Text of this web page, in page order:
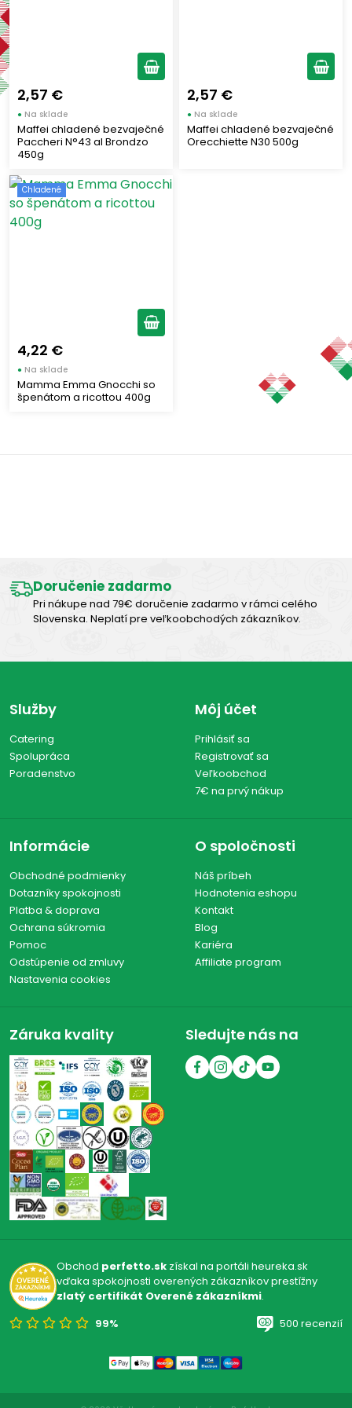
Štítky
2,57 €
● Na sklade
Maffei chladené bezvaječné
Paccheri N°43 al Brondzo
450g
2,57 €
● Na sklade
Maffei chladené bezvaječné
Orecchiette N30 500g
Chladené
4,22 €
● Na sklade
Mamma Emma Gnocchi so
špenátom a ricottou 400g
Doručenie zadarmo
Pri nákupe nad 79€ doručenie zadarmo v rámci celého
Slovenska. Neplatí pre veľkoobchodých zákazníkov.
Služby
Catering
Spolupráca
Poradenstvo
Môj účet
Prihlásiť sa
Registrovať sa
Veľkoobchod
7€ na prvý nákup
Informácie
Obchodné podmienky
Dotazníky spokojnosti
Platba & doprava
Ochrana súkromia
Pomoc
Odstúpenie od zmluvy
Nastavenia cookies
O spoločnosti
Náš príbeh
Hodnotenia eshopu
Kontakt
Blog
Kariéra
Affiliate program
Záruka kvality Sledujte nás na
Obchod perfetto.skzískal na portáli heureka.sk
vďaka spokojnosti overených zákazníkov prestížny
zlatý certifikát Overené zákazníkmi.
99%
500 recenzií